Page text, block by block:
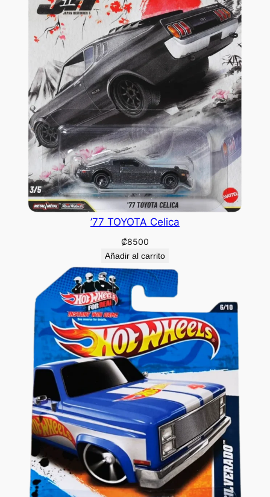
’77 TOYOTA Celica
₡8500
Añadir al carrito